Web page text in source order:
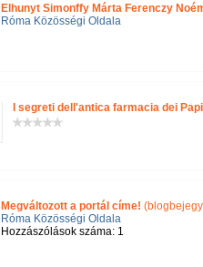
Elhunyt Simonffy Márta Ferenczy
Róma Közösségi Oldala
I segreti dell'antica farmacia dei Papi
Megváltozott a portál címe!
Róma Közösségi Oldala
Hozzászólások száma: 1